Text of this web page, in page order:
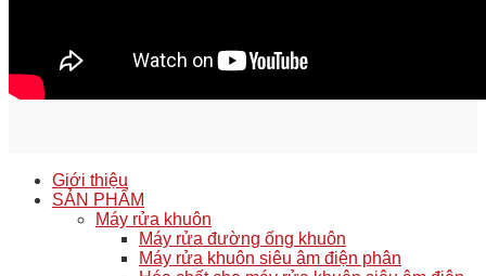
Giới thiệu
SẢN PHẨM
Máy rửa khuôn
Máy rửa đường ống khuôn
Máy rửa khuôn siêu âm điện phân